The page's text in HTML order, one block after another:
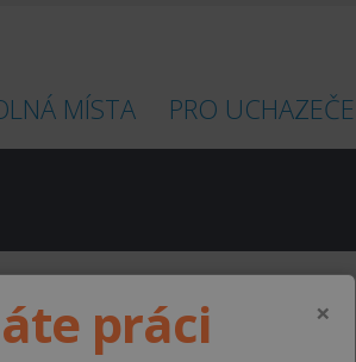
MÍSTA PRO UCHAZEČE
×
práci